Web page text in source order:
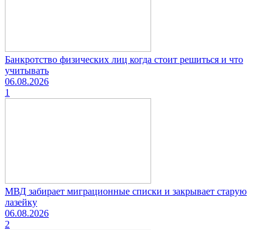
Банкротство физических лиц когда стоит решиться и что
учитывать
06.08.2026
1
МВД забирает миграционные списки и закрывает старую
лазейку
06.08.2026
2